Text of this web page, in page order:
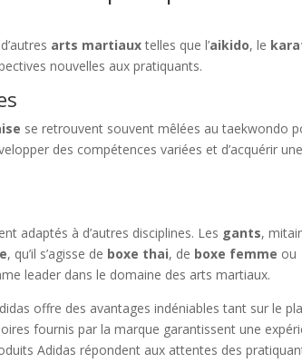
arts martiauxtelles que l’aikido, le
nouvelles aux pratiquants.
se retrouvent souvent mêlées au taekwondo
des compétences variées et d’acquérir une
adaptés à d’autres disciplines. Les gants,
, qu’il s’agisse de boxe thai, de boxe femme ou
leader dans le domaine des arts martiaux.
offre des avantages indéniables tant sur le
fournis par la marque garantissent une
Adidas répondent aux attentes des